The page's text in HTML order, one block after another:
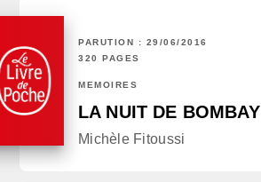
PARUTION : 29/06/2016
320 PAGES
MÉMOIRES
LA NUIT DE BOMBAY
Michèle Fitoussi